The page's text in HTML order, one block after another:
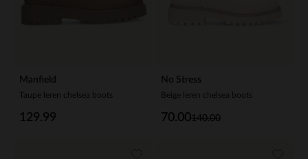
Manfield
Taupe leren chelsea boots
129.99
No Stress
Beige leren chelsea boots
140.00
70.00